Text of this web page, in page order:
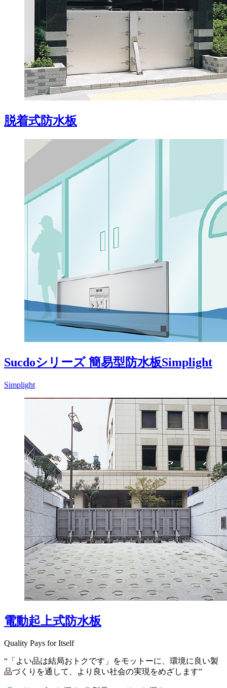
脱着式防水板
Sucdoシリーズ 簡易型防水板Simplight
Simplight
電動起上式防水板
Quality Pays for Itself
“「よい品は結局おトクです」をモットーに、環境に良い製
品づくりを通して、より良い社会の実現をめざします”